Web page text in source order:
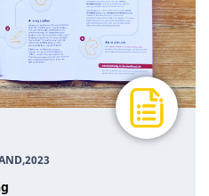
,2023